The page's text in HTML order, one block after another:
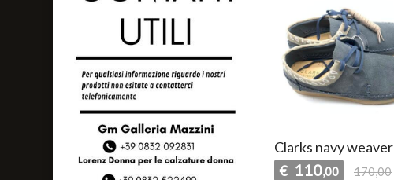
Clarks navy weaver
€ 110,00 170,00